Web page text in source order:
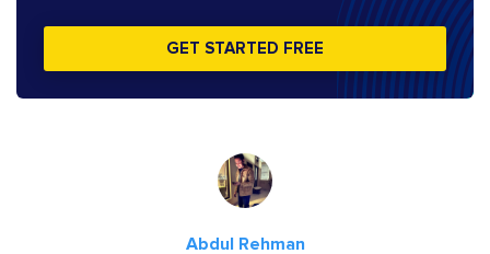
GET STARTED FREE
Abdul Rehman